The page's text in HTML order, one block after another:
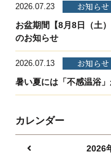
2026.07.23 お知らせ
お盆期間【8月8日（土
のお知らせ
2026.07.13 お知らせ
暑い夏には「不感温浴」
カレンダー
2026